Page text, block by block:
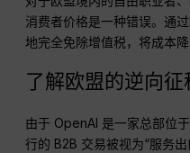
消费者价格是一种错误。通
地完全免除增值税，将成本
了解欧盟的逆向征
由于 OpenAI 是一家总部位
行的 B2B 交易被视为“服务